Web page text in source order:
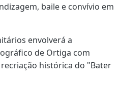
baile e convívio em
envolverá a
de Ortiga com
histórica do "Bater